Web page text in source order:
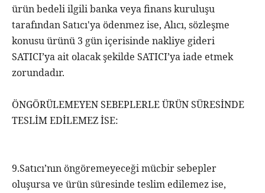
ürün bedeli ilgili banka veya finans kuruluşu
tarafından Satıcı'ya ödenmez ise, Alıcı, sözleşme
konusu ürünü 3 gün içerisinde nakliye gideri
SATICI’ya ait olacak şekilde SATICI’ya iade etmek
zorundadır.
ÖNGÖRÜLEMEYEN SEBEPLERLE ÜRÜN SÜRESİNDE
TESLİM EDİLEMEZ İSE:
9.Satıcı’nın öngöremeyeceği mücbir sebepler
oluşursa ve ürün süresinde teslim edilemez ise,